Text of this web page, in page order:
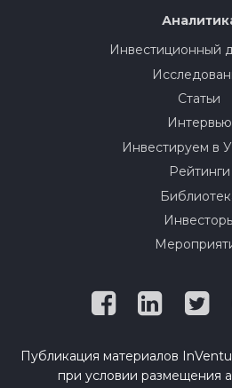
Инвестиционный
Статьи
Интервью
Инвестируем в
Рейтинги
Публикация материалов
при условии размещения